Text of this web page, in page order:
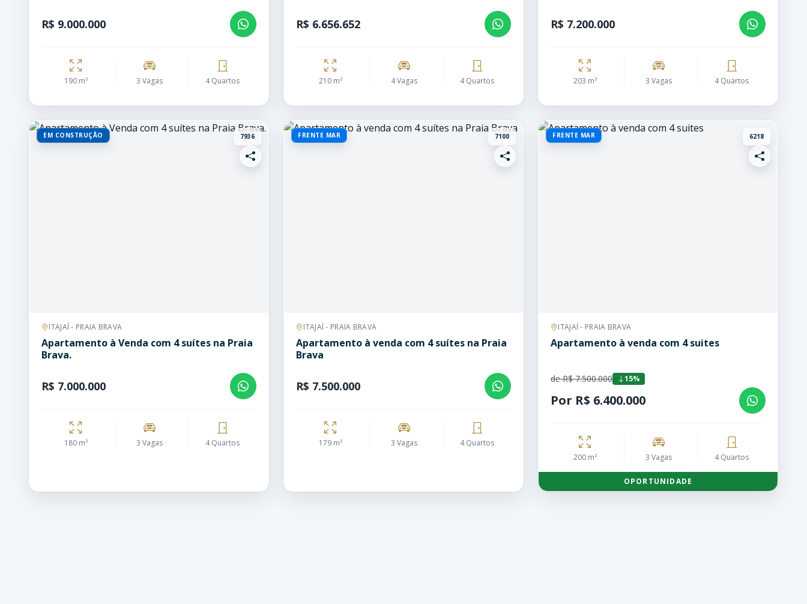
R$ 9.000.000
190 m² 3 Vagas 4 Quartos
R$ 6.656.652
210 m² 4 Vagas 4 Quartos
R$ 7.200.000
203 m² 3 Vagas 4 Quartos
EM CONSTRUÇÃO 7936
ITAJAÍ - PRAIA BRAVA
Apartamento à Venda com 4 suítes na Praia
Brava.
R$ 7.000.000
180 m² 3 Vagas 4 Quartos
FRENTE MAR 7100
ITAJAÍ - PRAIA BRAVA
Apartamento à venda com 4 suítes na Praia
Brava
R$ 7.500.000
179 m² 3 Vagas 4 Quartos
FRENTE MAR 6218
ITAJAÍ - PRAIA BRAVA
Apartamento à venda com 4 suites
de R$ 7.500.000 15%
Por R$ 6.400.000
200 m² 3 Vagas 4 Quartos
OPORTUNIDADE